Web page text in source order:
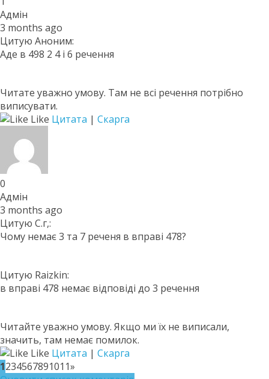
Адмін
3 months ago
Цитую Аноним:
Аде в 498 2 4 і 6 речення
Читате уважно умову. Там не всі речення потрібно
виписувати.
Like Цитата | Скарга
0
Адмін
3 months ago
Цитую С.г,:
Чому немає 3 та 7 реченя в вправі 478?
Цитую Raizkin:
в вправі 478 немає відповіді до 3 речення
Читайте уважно умову. Якщо ми їх не виписали,
значить, там немає помилок.
Like Цитата | Скарга
1234567891011»